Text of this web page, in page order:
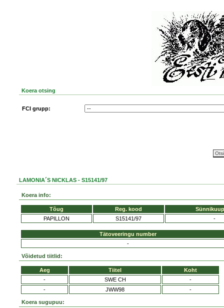
Koera otsing
FCI grupp:
LAMONIA´S NICKLAS - S15141/97
Koera info:
Tõug Reg. kood
PAPILLON
S15141/97 -
Tätoveeringu number
-
Võidetud tiitlid:
Aeg Tiitel
Koht
-
SWE CH
-
-
JWW98 -
Koera sugupuu: